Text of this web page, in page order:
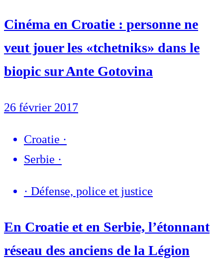
Cinéma en Croatie : personne ne
veut jouer les «tchetniks» dans le
biopic sur Ante Gotovina
26 février 2017
Croatie ·
Serbie ·
· Défense, police et justice
En Croatie et en Serbie, l’étonnant
réseau des anciens de la Légion